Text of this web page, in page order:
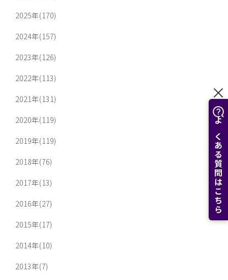
よくある質問はこちら
2025年(170)
2024年(157)
2023年(126)
2022年(113)
2021年(131)
2020年(119)
2019年(119)
2018年(76)
2017年(13)
2016年(27)
2015年(17)
2014年(10)
2013年(7)